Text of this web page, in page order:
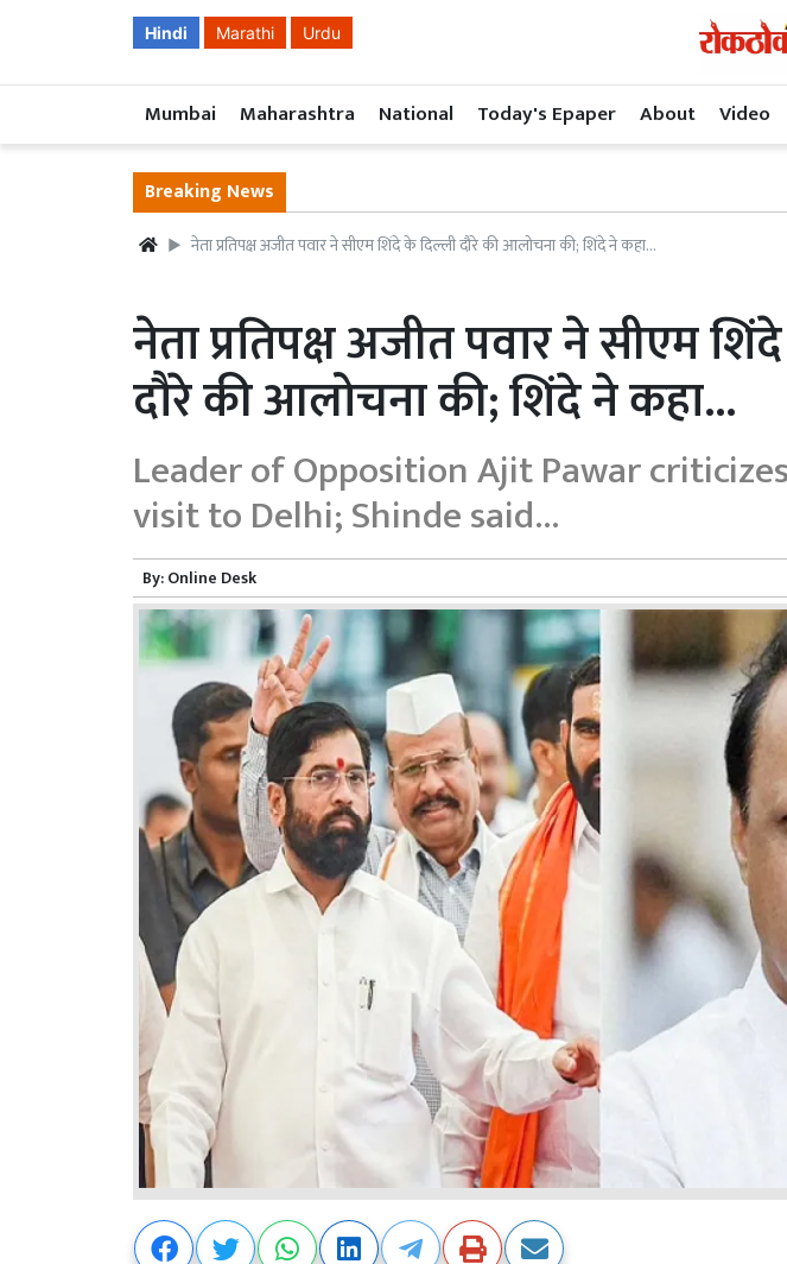
Hindi Marathi Urdu
Mumbai Maharashtra National Today's Epaper About Video
Breaking News
नेता प्रतिपक्ष अजीत पवार ने सीएम शिंदे के दिल्ली दौरे की आलोचना की; शिंदे ने कहा...
नेता प्रतिपक्ष अजीत पवार ने सीएम
दौरे की आलोचना की; शिंदे ने कहा...
Leader of Opposition Ajit Pawar
visit to Delhi; Shinde said...
By:Online Desk